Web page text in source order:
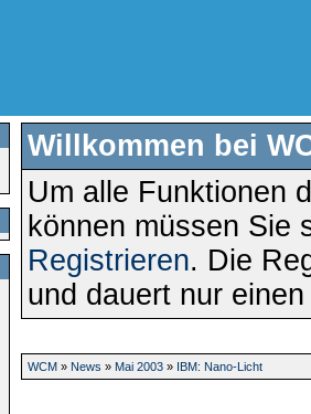
Willkommen bei
Um alle Funktionen
können müssen Sie
Registrieren. Die
und dauert nur
WCM» News » Mai 2003» IBM: Nano-Licht